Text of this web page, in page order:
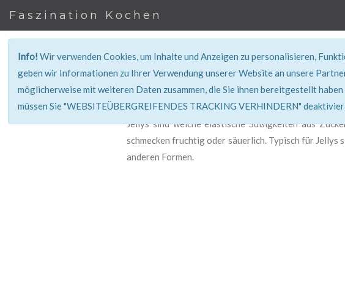
Faszination Kochen
Info!Wir verwenden Cookies, um Inhalte und Anzeigen zu personalisieren,
geben wir Informationen zu Ihrer Verwendung unserer Website an unsere
möglicherweise mit weiteren Daten zusammen, die Sie ihnen bereitgestellt
müssen Sie "WEBSITEÜBERGREIFENDES TRACKING VERHINDERN"
Jellys sind weiche elastische Süßigkeiten aus
schmecken fruchtig oder säuerlich. Typisch für
anderen Formen.